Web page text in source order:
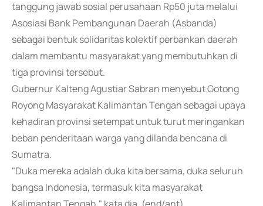
tanggung jawab sosial perusahaan Rp50 juta melalui
Asosiasi Bank Pembangunan Daerah (Asbanda)
sebagai bentuk solidaritas kolektif perbankan daerah
dalam membantu masyarakat yang membutuhkan di
tiga provinsi tersebut.
Gubernur Kalteng Agustiar Sabran menyebut Gotong
Royong Masyarakat Kalimantan Tengah sebagai upaya
kehadiran provinsi setempat untuk turut meringankan
beban penderitaan warga yang dilanda bencana di
Sumatra.
"Duka mereka adalah duka kita bersama, duka seluruh
bangsa Indonesia, termasuk kita masyarakat